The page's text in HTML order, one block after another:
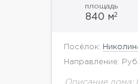
площадь
840 м2
Посёлок:
Направление:
Описание дома: